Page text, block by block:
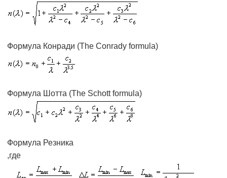
Формула Конради (The Conrady formula)
Формула Шотта (The Schott formula)
Формула Резника
,где